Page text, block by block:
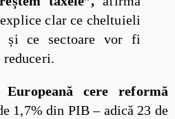
clar ce cheltuieli
și ce sectoare vor fi
reduceri.
Europeană cere reformă
1,7% din PIB – adică 23 de